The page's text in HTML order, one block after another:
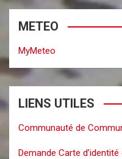
METEO
MyMeteo
LIENS UTILES
Communauté de
Demande Carte